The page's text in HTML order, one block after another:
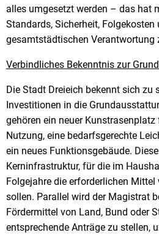
alles umgesetzt werden – das hat
Standards, Sicherheit, Folgekosten
gesamtstädtischen Verantwortung
Verbindliches Bekenntnis zur
Die Stadt Dreieich bekennt sich zu
Investitionen in die
gehören ein neuer
Nutzung, eine bedarfsgerechte
ein neues Funktionsgebäude.
Kerninfrastruktur, für die im
Folgejahre die erforderlichen Mittel
sollen. Parallel wird der Magistrat
Fördermittel von Land, Bund oder
entsprechende Anträge zu stellen,